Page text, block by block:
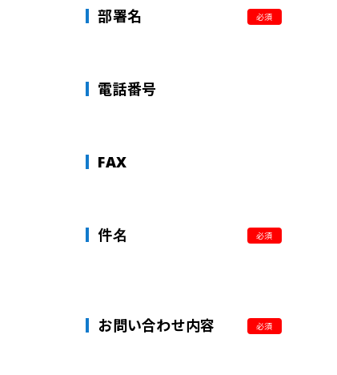
部署名 必須
電話番号
FAX
件名 必須
お問い合わせ内容 必須